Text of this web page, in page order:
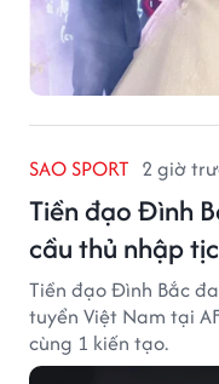
SAO SPORT 2 giờ
Tiền đạo Đình
cầu thủ nhập
Tiền đạo Đình Bắc
tuyển Việt Nam tại
cùng 1 kiến tạo.